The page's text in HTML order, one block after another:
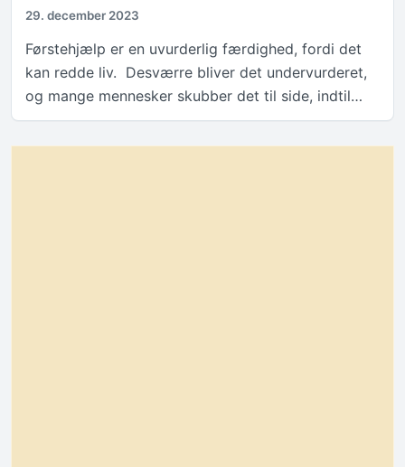
29. december 2023
Førstehjælp er en uvurderlig færdighed, fordi det
kan redde liv. Desværre bliver det undervurderet,
og mange mennesker skubber det til side, indtil…